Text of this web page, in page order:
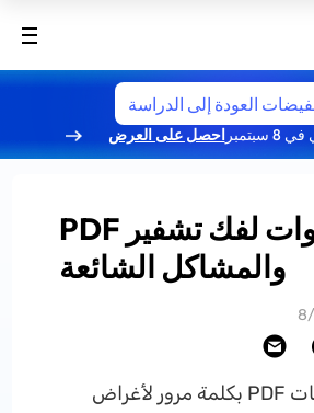
العودة إلى الدراسة
احصل على العرض
أفضل 6 أدوات لفك تشفير PDF
والمشاكل الشائعة
يمكن حماية ملفات PDF بكلمة مرور لأغراض